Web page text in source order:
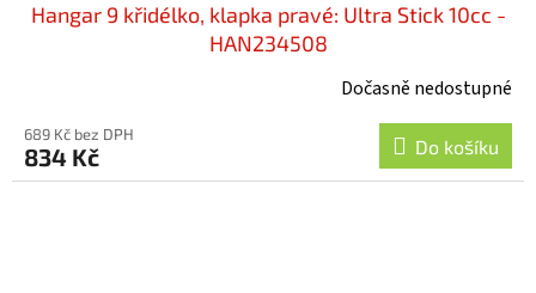
Hangar 9 křidélko, klapka pravé: Ultra Stick 10cc -
HAN234508
Dočasně nedostupné
689 Kč bez DPH
834 Kč Do košíku